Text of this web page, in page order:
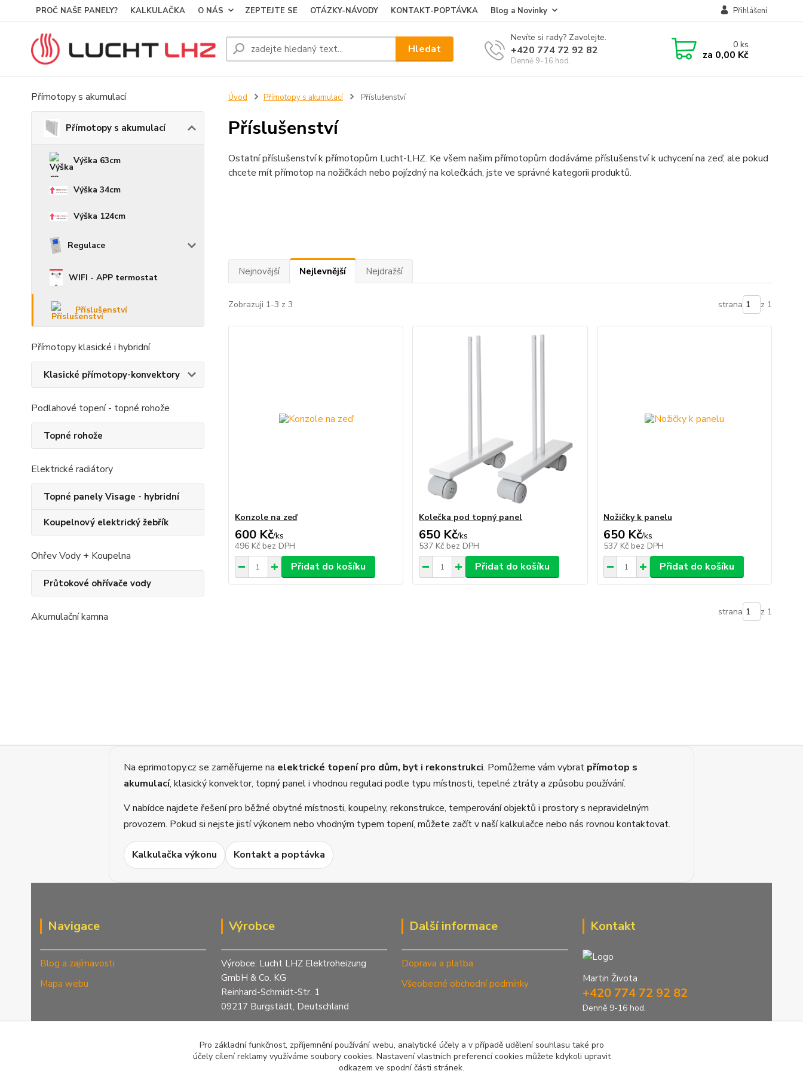
PROČ NAŠE PANELY? KALKULAČKA O NÁS ZEPTEJTE SE OTÁZKY-NÁVODY KONTAKT-POPTÁVKA Blog a Novinky Přihlášení
Hledat
Nevíte si rady? Zavolejte.
+420 774 72 92 82
Denně 9-16 hod.
0ks
za 0,00 Kč
Přímotopy s akumulací
Přímotopy s akumulací
Výška 63cm
Výška 34cm
Výška 124cm
Regulace
WIFI - APP termostat
Příslušenství
Přímotopy klasické i hybridní
Klasické přímotopy-konvektory
Podlahové topení - topné rohože
Topné rohože
Elektrické radiátory
Topné panely Visage - hybridní
Koupelnový elektrický žebřík
Ohřev Vody + Koupelna
Průtokové ohřívače vody
Akumulační kamna
Úvod Přímotopy s akumulací Příslušenství
Příslušenství
Ostatní příslušenství k přímotopům Lucht-LHZ. Ke všem našim přímotopům dodáváme příslušenství k uchycení na zeď, ale pokud
chcete mít přímotop na nožičkách nebo pojízdný na kolečkách, jste ve správné kategorii produktů.
Nejnovější Nejlevnější Nejdražší
Zobrazuji 1-3 z 3 strana z 1
Konzole na zeď
600 Kč/ks
496 Kč bez DPH
Přidat do košíku
Kolečka pod topný panel
650 Kč/ks
537 Kč bez DPH
Přidat do košíku
Nožičky k panelu
650 Kč/ks
537 Kč bez DPH
Přidat do košíku
strana z 1
Na eprimotopy.cz se zaměřujeme na elektrické topení pro dům, byt i rekonstrukci. Pomůžeme vám vybrat přímotop s
akumulací, klasický konvektor, topný panel i vhodnou regulaci podle typu místnosti, tepelné ztráty a způsobu používání.
V nabídce najdete řešení pro běžné obytné místnosti, koupelny, rekonstrukce, temperování objektů i prostory s nepravidelným
provozem. Pokud si nejste jistí výkonem nebo vhodným typem topení, můžete začít v naší kalkulačce nebo nás rovnou kontaktovat.
Kalkulačka výkonu Kontakt a poptávka
Navigace
Blog a zajímavosti
Mapa webu
Výrobce
Výrobce: Lucht LHZ Elektroheizung
GmbH & Co. KG
Reinhard-Schmidt-Str. 1
09217 Burgstädt, Deutschland
info@greenstep.cz
www.eprimotopy.cz
Další informace
Doprava a platba
Všeobecné obchodní podmínky
Kontakt
Martin Života
+420 774 72 92 82
Denně 9-16 hod.
Pro základní funkčnost, zpříjemnění používání webu, analytické účely a v případě udělení souhlasu také pro
účely cílení reklamy využíváme soubory cookies. Nastavení vlastních preferencí cookies můžete kdykoli upravit
odkazem ve spodní části stránek.